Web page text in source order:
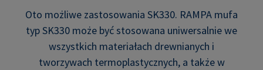
Oto możliwe zastosowania SK330. RAMPA mufa
typ SK330 może być stosowana uniwersalnie we
wszystkich materiałach drewnianych i
tworzywach termoplastycznych, a także w